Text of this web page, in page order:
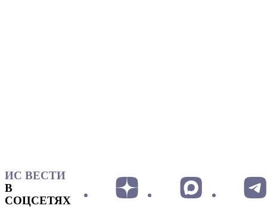
ИС ВЕСТИ
В
СОЦСЕТЯХ